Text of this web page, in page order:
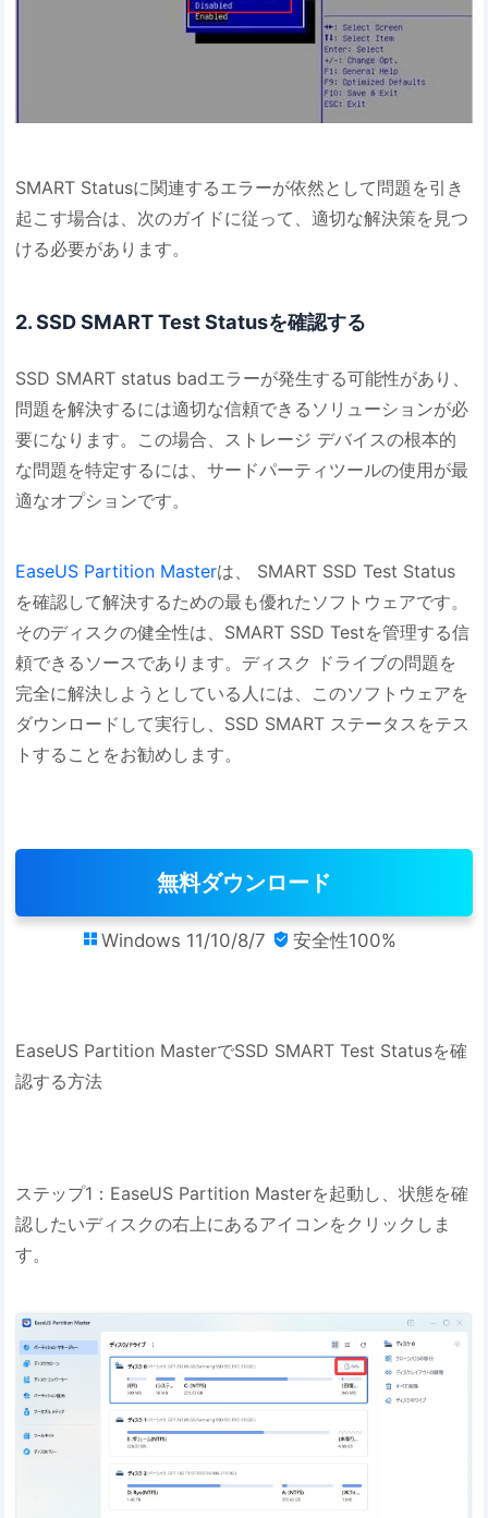
SMART Statusに関連するエラーが依然として問題を引き
起こす場合は、次のガイドに従って、適切な解決策を見つ
ける必要があります。
2. SSD SMART Test Statusを確認する
SSD SMART status badエラーが発生する可能性があり、
問題を解決するには適切な信頼できるソリューションが必
要になります。この場合、ストレージ デバイスの根本的
な問題を特定するには、サードパーティツールの使用が最
適なオプションです。
EaseUS Partition Masterは、 SMART SSD Test Status
を確認して解決するための最も優れたソフトウェアです。
そのディスクの健全性は、SMART SSD Testを管理する信
頼できるソースであります。ディスク ドライブの問題を
完全に解決しようとしている人には、このソフトウェアを
ダウンロードして実行し、SSD SMART ステータスをテス
トすることをお勧めします。
無料ダウンロード
 Windows 11/10/8/7  安全性100%
EaseUS Partition MasterでSSD SMART Test Statusを確
認する方法
ステップ1：EaseUS Partition Masterを起動し、状態を確
認したいディスクの右上にあるアイコンをクリックしま
す。